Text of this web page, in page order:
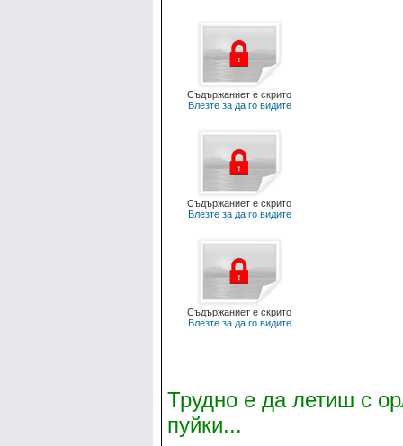
Съдържаниет е скрито
Влезте за да го видите
Съдържаниет е скрито
Влезте за да го видите
Съдържаниет е скрито
Влезте за да го видите
Трудно е да летиш с
пуйки...